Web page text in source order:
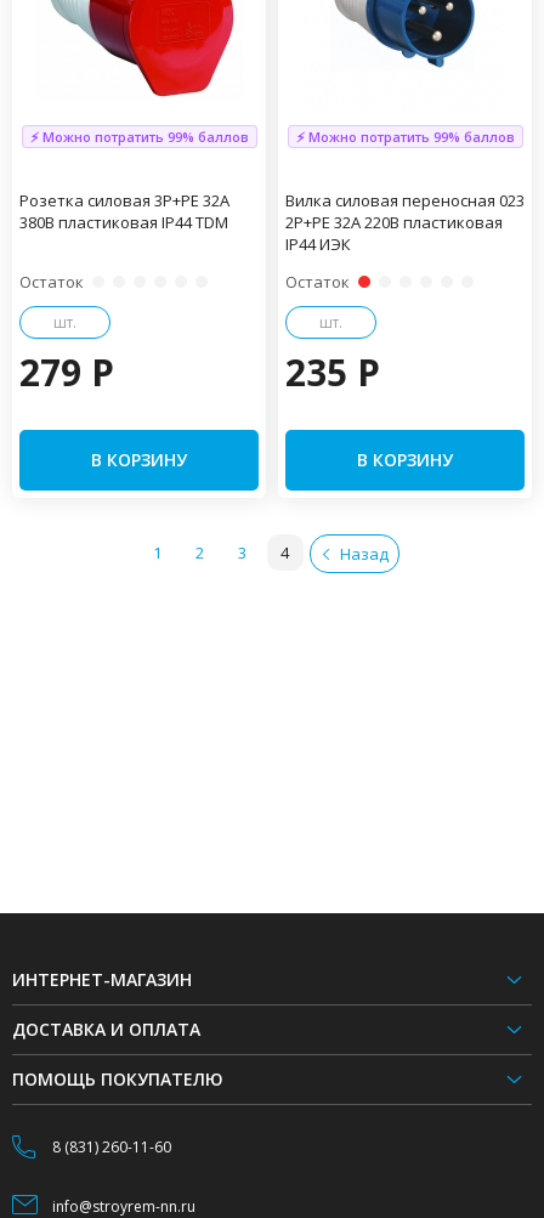
⚡ Можно потратить 99% баллов
Розетка силовая 3Р+РЕ 32А
380В пластиковая IP44 TDM
Остаток
шт.
279 P
В КОРЗИНУ
⚡ Можно потратить 99% баллов
Вилка силовая переносная 023
2Р+РЕ 32А 220В пластиковая
IP44 ИЭК
Остаток
шт.
235 P
В КОРЗИНУ
1 2 3 4 Назад
ИНТЕРНЕТ-МАГАЗИН
ДОСТАВКА И ОПЛАТА
ПОМОЩЬ ПОКУПАТЕЛЮ
8 (831) 260-11-60
info@stroyrem-nn.ru